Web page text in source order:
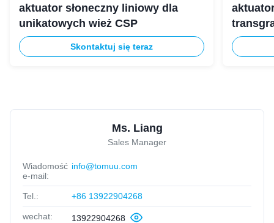
aktuator słoneczny liniowy dla
unikatowych wież CSP
Skontaktuj się teraz
Ms. Liang
Sales Manager
Wiadomość
e-mail:
info@tomuu.com
Tel.: +86 13922904268
wechat: 13922904268